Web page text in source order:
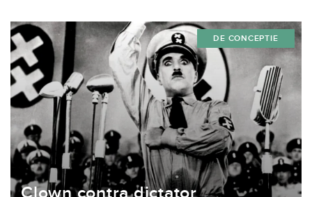
terugvond in Turkije. In haar korte
film Tuesday (2011)...
DE CONCEPTIE